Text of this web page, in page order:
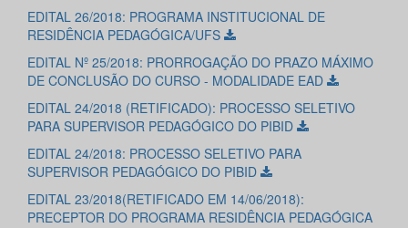
EDITAL 26/2018: PROGRAMA INSTITUCIONAL DE
RESIDÊNCIA PEDAGÓGICA/UFS
EDITAL Nº 25/2018: PRORROGAÇÃO DO PRAZO MÁXIMO
DE CONCLUSÃO DO CURSO - MODALIDADE EAD
EDITAL 24/2018 (RETIFICADO): PROCESSO SELETIVO
PARA SUPERVISOR PEDAGÓGICO DO PIBID
EDITAL 24/2018: PROCESSO SELETIVO PARA
SUPERVISOR PEDAGÓGICO DO PIBID
EDITAL 23/2018(RETIFICADO EM 14/06/2018):
PRECEPTOR DO PROGRAMA RESIDÊNCIA PEDAGÓGICA